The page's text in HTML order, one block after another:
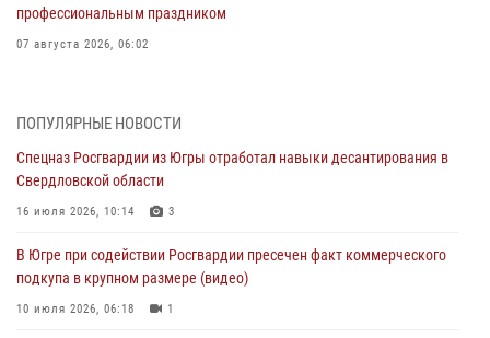
профессиональным праздником
07 августа 2026, 06:02
Военнослужащие Росгвардии сбили дрон-разведчик ВСУ на южном
направлении
Офицеры Росгвардии и ветераны войск правопорядка почтили
память генерала армии Ивана Кирилловича Яковлева
ПОПУЛЯРНЫЕ НОВОСТИ
Спецназ Росгвардии из Югры отработал навыки десантирования в
Свердловской области
16 июля 2026, 10:14 3
В Югре при содействии Росгвардии пресечен факт коммерческого
подкупа в крупном размере (видео)
10 июля 2026, 06:18 1